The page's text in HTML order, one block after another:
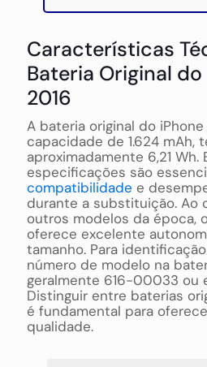
Características
Bateria Original do
2016
A bateria original do iPhone
capacidade de 1.624 mAh,
aproximadamente 6,21 Wh.
especificações são
compatibilidade e
durante a substituição. Ao
outros modelos da época,
oferece excelente
tamanho. Para
número de modelo na
geralmente 616-00033 ou
Distinguir entre baterias
é fundamental para
qualidade.